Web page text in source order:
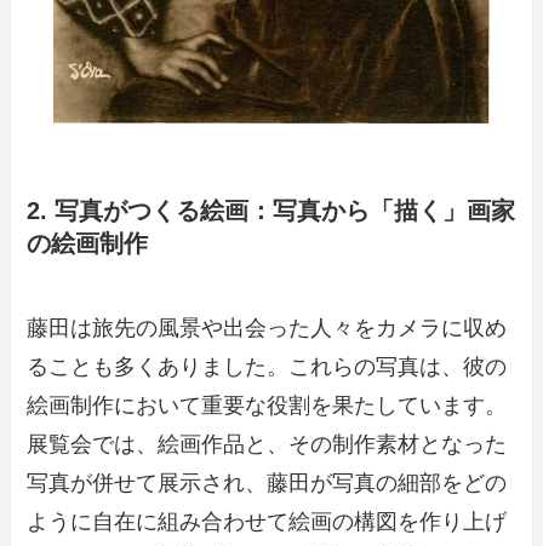
2. 写真がつくる絵画：写真から「描く」画家
の絵画制作
藤田は旅先の風景や出会った人々をカメラに収め
ることも多くありました。これらの写真は、彼の
絵画制作において重要な役割を果たしています。
展覧会では、絵画作品と、その制作素材となった
写真が併せて展示され、藤田が写真の細部をどの
ように自在に組み合わせて絵画の構図を作り上げ